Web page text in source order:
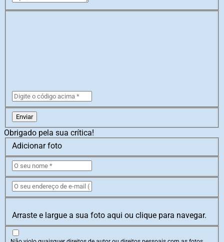
Enviar
Obrigado pela sua crítica!
Adicionar foto
Arraste e largue a sua foto aqui ou clique para navegar.